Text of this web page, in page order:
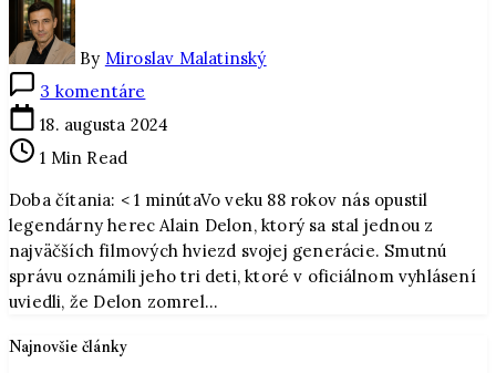
By Miroslav Malatinský
3 komentáre
Alain
Herec
a
Ikona
60.
rokov
18. augusta 2024
1 Min Read
Doba čítania: < 1 minútaVo veku 88 rokov nás opustil
legendárny herec Alain Delon, ktorý sa stal jednou z
najväčších filmových hviezd svojej generácie. Smutnú
správu oznámili jeho tri deti, ktoré v oficiálnom vyhlásení
uviedli, že Delon zomrel…
Najnovšie články